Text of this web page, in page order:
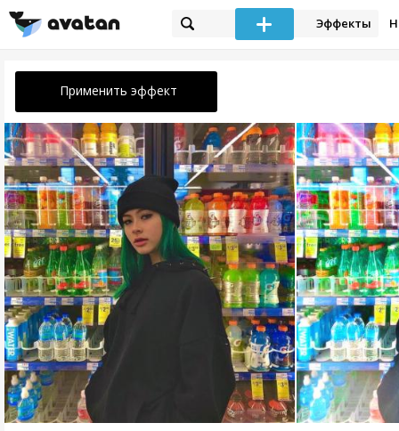
Эффекты
Применить эффект